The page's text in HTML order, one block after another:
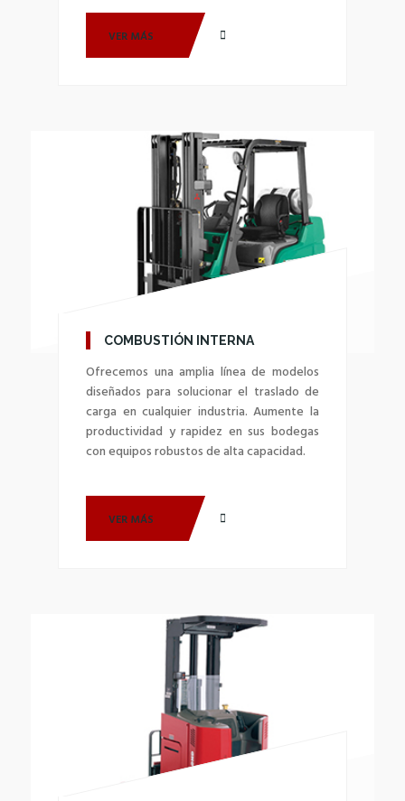
VER MÁS
COMBUSTIÓN INTERNA
Ofrecemos una amplia línea de modelos
diseñados para solucionar el traslado de
carga en cualquier industria. Aumente la
productividad y rapidez en sus bodegas
con equipos robustos de alta capacidad.
VER MÁS